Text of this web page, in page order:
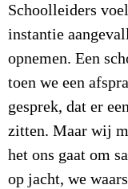
Schoolleiders
instantie
opnemen. Een
toen we een
gesprek, dat er
zitten. Maar wij
het ons gaat om
op jacht, we